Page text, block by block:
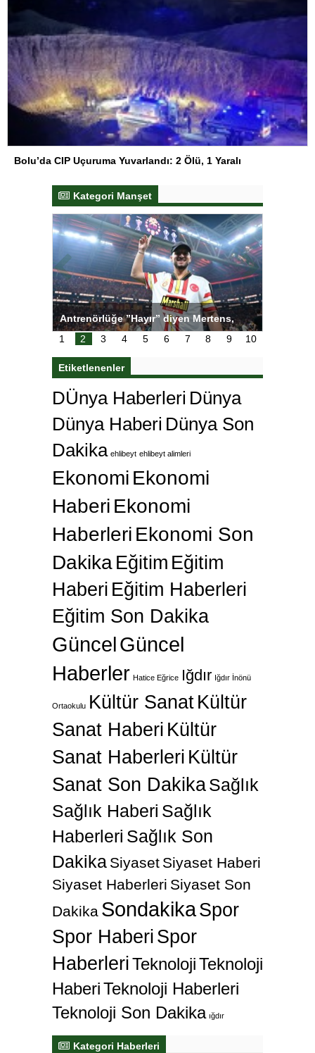
Bolu’da CIP Uçuruma Yuvarlandı: 2 Ölü, 1 Yaralı
Kategori Manşet
Antrenörlüğe ”Hayır” diyen Mertens,
Galatasaray’dan bakın ne istedi
1
2 3 4 5 6 7 8 9 10
Etiketlenenler
DÜnya Haberleri Dünya
Dünya Haberi Dünya Son
Dakika ehlibeyt ehlibeyt alimleri
Ekonomi Ekonomi
Haberi Ekonomi
Haberleri Ekonomi Son
Dakika Eğitim Eğitim
Haberi Eğitim Haberleri
Eğitim Son Dakika
GüncelGüncel
Haberler Hatice Eğrice Iğdır Iğdır İnönü
Ortaokulu Kültür SanatKültür
Sanat Haberi Kültür
Sanat Haberleri Kültür
Sanat Son DakikaSağlık
Sağlık Haberi Sağlık
Haberleri Sağlık Son
Dakika Siyaset Siyaset Haberi
Siyaset Haberleri Siyaset Son
Dakika SondakikaSpor
Spor Haberi Spor
HaberleriTeknolojiTeknoloji
HaberiTeknoloji Haberleri
Teknoloji Son Dakika ığdır
Kategori Haberleri